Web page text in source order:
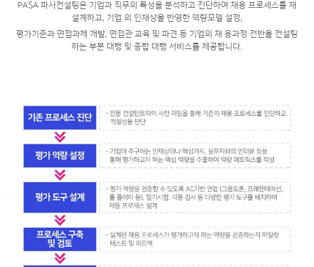
PASA 파사컨설팅은 기업과 직무의 특성을 분석하고 진단하여 채용 프로세스를 재
설계하고, 기업 의 인재상을 반영한 역량모델 설정,
평가기준과 면접과제 개발, 면접관 교육 및 파견 등 기업의 채 용과정 전반을 컨설팅
하는 부분 대행 및 종합 대행 서비스를 제공합니다.